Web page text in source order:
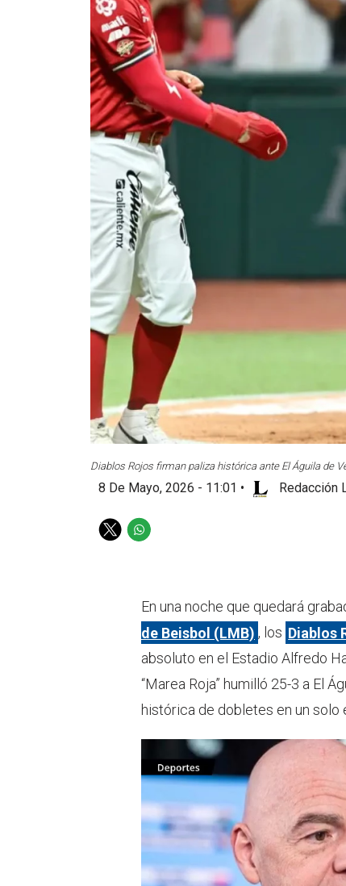
Diablos Rojos firman paliza histórica ante El Águila de
8 De Mayo, 2026 - 11:01 • Redacción
T
W
s
a
p
p
En una noche que quedará
de Beisbol (LMB) , los Diablos
absoluto en el Estadio Alfredo
“Marea Roja” humilló 25-3 a El
histórica de dobletes en un solo